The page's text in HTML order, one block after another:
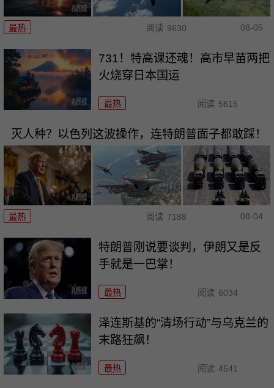
最热 阅读 9630 08-05
731！特高课还魂！高市早苗两把
火烧穿日本国运
最热 阅读 5615
灭人种？以色列这波操作，连特朗普面子都敢踩！
最热 阅读 7188 08-04
特朗普刚说要谈判，伊朗又是反
手就是一巴掌！
最热 阅读 6034
泽连斯基的“清场行动”与乌克兰的
末路狂飙！
最热 阅读 4541